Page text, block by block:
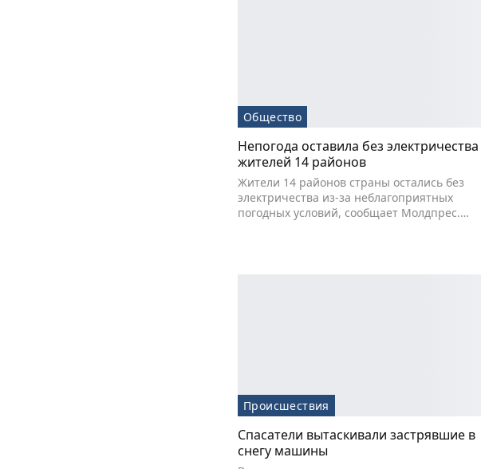
Общество
Непогода оставила без электричества
жителей 14 районов
Жители 14 районов страны остались без
электричества из-за неблагоприятных
погодных условий, сообщает Молдпрес.…
Происшествия
Спасатели вытаскивали застрявшие в
снегу машины